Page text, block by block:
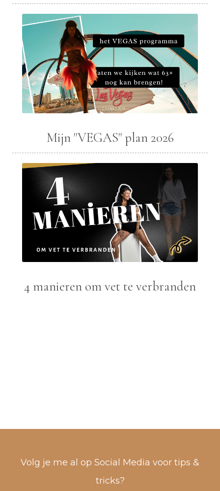
Mijn "VEGAS" plan 2026
4 manieren om vet te verbranden
Volg je me al op Social Media voor tips &
tricks?